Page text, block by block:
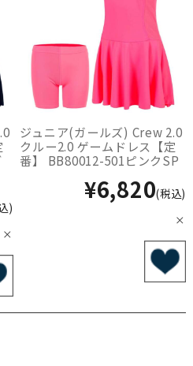
)
×
ジュニア(ガールズ) Crew 2.0
クルー2.0 ゲームドレス【定
番】 BB80012-501ピンクSP
¥6,820(税込)
×